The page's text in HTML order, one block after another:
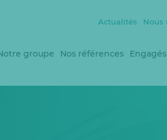
Actualités Nous
groupe Nos références